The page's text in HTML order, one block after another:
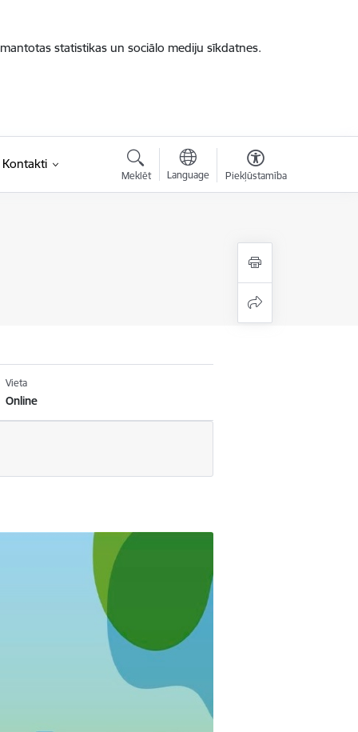
statistikas un sociālo mediju sīkdatnes.
Kontakti
Meklēt Language Piekļūstamība
Vieta
Online